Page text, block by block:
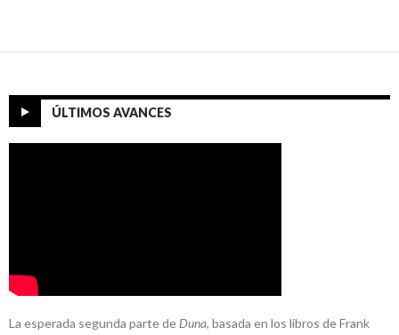
ÚLTIMOS AVANCES
La esperada segunda parte de Duna, basada en los libros de Frank